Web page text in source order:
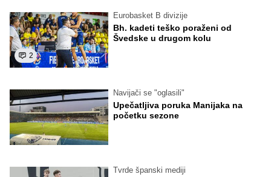
2
Eurobasket B divizije
Bh. kadeti teško poraženi od
Švedske u drugom kolu
Navijači se "oglasili"
Upečatljiva poruka Manijaka na
početku sezone
Tvrde španski mediji